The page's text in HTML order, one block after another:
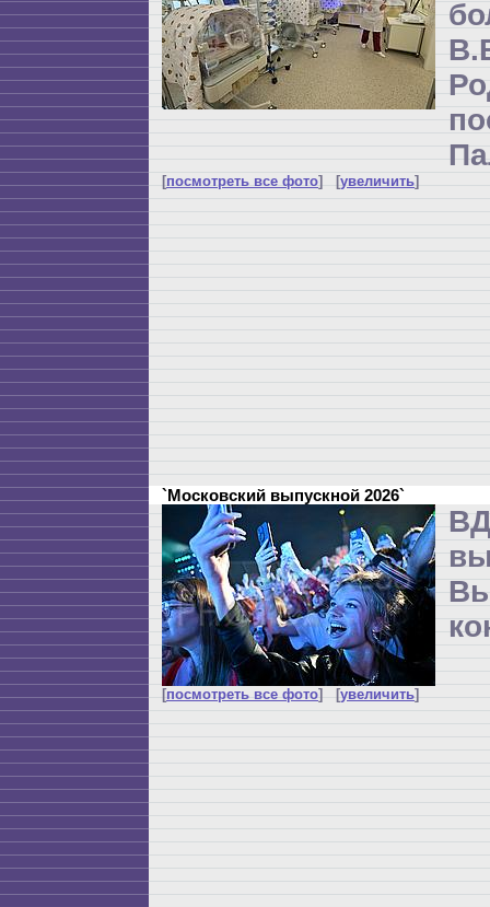
[посмотреть все фото] [увеличить]
`Московский выпускной 2026`
[посмотреть все фото] [увеличить]